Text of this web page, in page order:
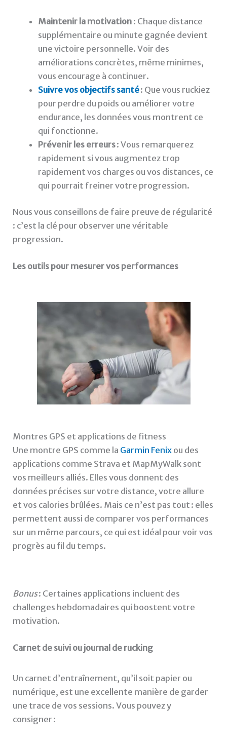
Maintenir la motivation: Chaque distance
supplémentaire ou minute gagnée devient
une victoire personnelle. Voir des
améliorations concrètes, même minimes,
vous encourage à continuer.
Suivre vos objectifs santé: Que vous ruckiez
pour perdre du poids ou améliorer votre
endurance, les données vous montrent ce
qui fonctionne.
Prévenir les erreurs: Vous remarquerez
rapidement si vous augmentez trop
rapidement vos charges ou vos distances, ce
qui pourrait freiner votre progression.
Nous vous conseillons de faire preuve de régularité
: c’est la clé pour observer une véritable
progression.
Les outils pour mesurer vos performances
Montres GPS et applications de fitness
Une montre GPS comme la Garmin Fenix ou des
applications comme Strava et MapMyWalk sont
vos meilleurs alliés. Elles vous donnent des
données précises sur votre distance, votre allure
et vos calories brûlées. Mais ce n’est pas tout : elles
permettent aussi de comparer vos performances
sur un même parcours, ce qui est idéal pour voir vos
progrès au fil du temps.
Bonus: Certaines applications incluent des
challenges hebdomadaires qui boostent votre
motivation.
Carnet de suivi ou journal de rucking
Un carnet d’entraînement, qu’il soit papier ou
numérique, est une excellente manière de garder
une trace de vos sessions. Vous pouvez y
consigner :